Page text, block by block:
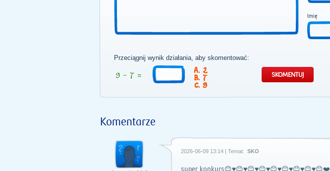
Imię
Przeciągnij wynik działania, aby skomentować:
2
7
9
Komentarze
2026-06-09 13:14 | Temat: SKO